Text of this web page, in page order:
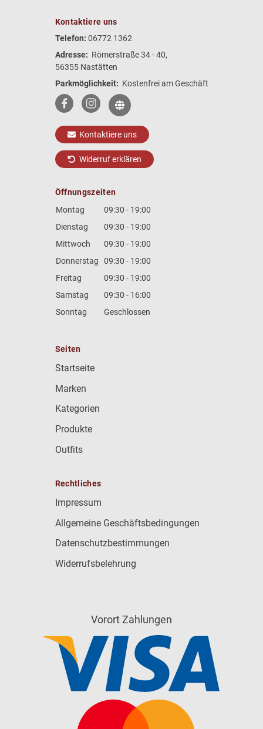
Kontaktiere uns
Telefon: 06772 1362
Adresse: Römerstraße 34 - 40,
56355 Nastätten
Parkmöglichkeit: Kostenfrei am Geschäft
Kontaktiere uns
Widerruf erklären
Öffnungszeiten
Montag
09:30 - 19:00
Dienstag
09:30 - 19:00
Mittwoch
09:30 - 19:00
Donnerstag
09:30 - 19:00
Freitag
09:30 - 19:00
Samstag
09:30 - 16:00
Sonntag
Geschlossen
Seiten
Startseite
Marken
Kategorien
Produkte
Outfits
Rechtliches
Impressum
Allgemeine Geschäftsbedingungen
Datenschutzbestimmungen
Widerrufsbelehrung
Vorort Zahlungen